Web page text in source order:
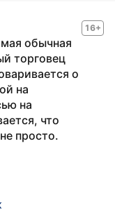
16+
обычная
торговец
о
на
на
что
просто.